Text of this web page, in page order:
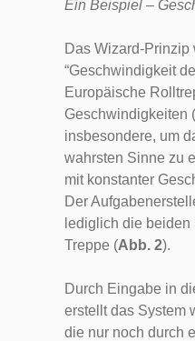
Ein Beispiel –
Das Wizard-
“Geschwindigkeit
Europäische
Geschwindigkeiten
insbesondere, um
wahrsten Sinne zu
mit konstanter
Der
lediglich die
Treppe (Abb. 2).
Durch Eingabe in
erstellt das System
die nur noch durch